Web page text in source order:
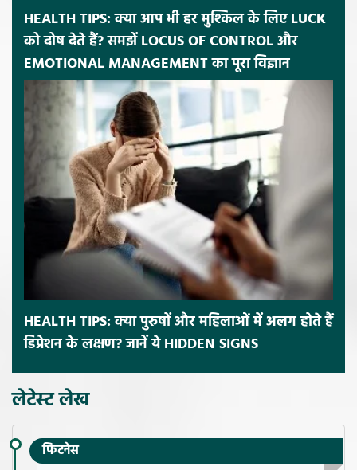
HEALTH TIPS: क्या आप भी हर मुश्किल के लिए LUCK
को दोष देते हैं? समझें LOCUS OF CONTROL और
EMOTIONAL MANAGEMENT का पूरा विज्ञान
HEALTH TIPS: क्या पुरुषों और महिलाओं में अलग होते हैं
डिप्रेशन के लक्षण? जानें ये HIDDEN SIGNS
लेटेस्ट लेख
फिटनेस